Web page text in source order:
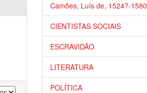
Camões, Luís de, 1524?-1580
CIENTISTAS SOCIAIS
ESCRAVIDÃO
LITERATURA
POLÍTICA